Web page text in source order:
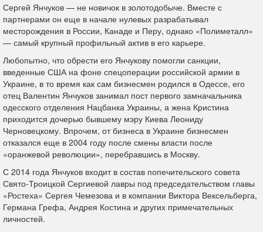
Сергей Янчуков — не новичок в золотодобыче. Вместе с
партнерами он еще в начале нулевых разрабатывал
месторождения в России, Канаде и Перу, однако «Полиметалл»
— самый крупный профильный актив в его карьере.
Любопытно, что обрести его Янчукову помогли санкции,
введенные США на фоне спецоперации российской армии в
Украине, в то время как сам бизнесмен родился в Одессе, его
отец Валентин Янчуков занимал пост первого замначальника
одесского отделения Нацбанка Украины, а жена Кристина
приходится дочерью бывшему мэру Киева Леониду
Черновецкому. Впрочем, от бизнеса в Украине бизнесмен
отказался еще в 2004 году после смены власти после
«оранжевой революции», перебравшись в Москву.
С 2014 года Янчуков входит в состав попечительского совета
Свято-Троицкой Сергиевой лавры под председательством главы
«Ростеха» Сергея Чемезова и в компании Виктора Вексельберга,
Германа Грефа, Андрея Костина и других примечательных
личностей.